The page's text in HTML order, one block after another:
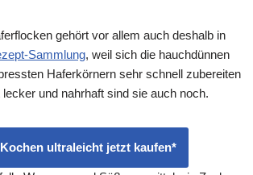
gehört vor allem auch deshalb in
Sammlung, weil sich die hauchdünnen
Haferkörnern sehr schnell zubereiten
und nahrhaft sind sie auch noch.
ultraleicht jetzt kaufen*